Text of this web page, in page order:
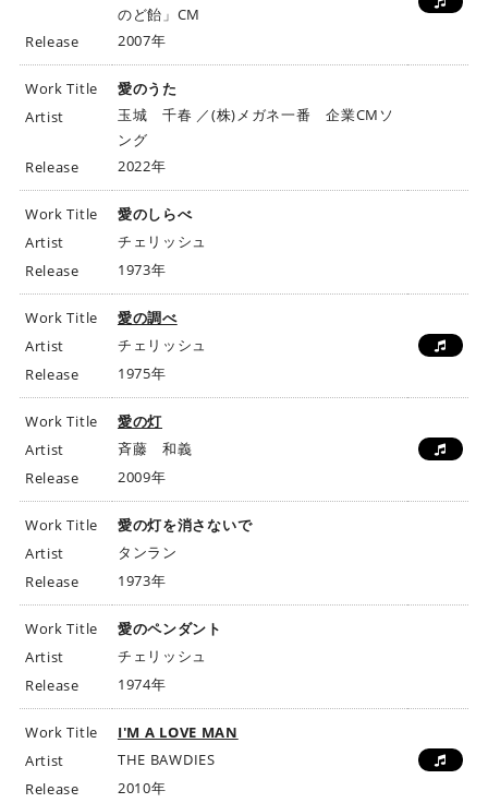
のど飴」CM
Release
2007年
Work Title
愛のうた
Artist
玉城 千春 ／(株)メガネ一番 企業CMソ
ング
Release
2022年
Work Title
愛のしらべ
Artist
チェリッシュ
Release
1973年
Work Title
愛の調べ
Artist
チェリッシュ
Release
1975年
Work Title
愛の灯
Artist
斉藤 和義
Release
2009年
Work Title
愛の灯を消さないで
Artist
タンラン
Release
1973年
Work Title
愛のペンダント
Artist
チェリッシュ
Release
1974年
Work Title
I'M A LOVE MAN
Artist
THE BAWDIES
Release
2010年